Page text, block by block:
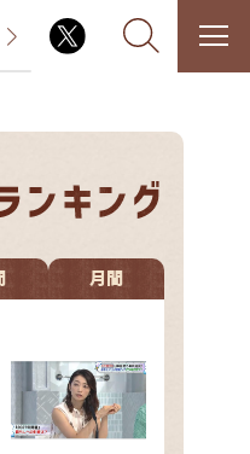
ぎるTV
けど・・・
クバラエティ！
たって真剣です
ラジオ番組 その他
月間